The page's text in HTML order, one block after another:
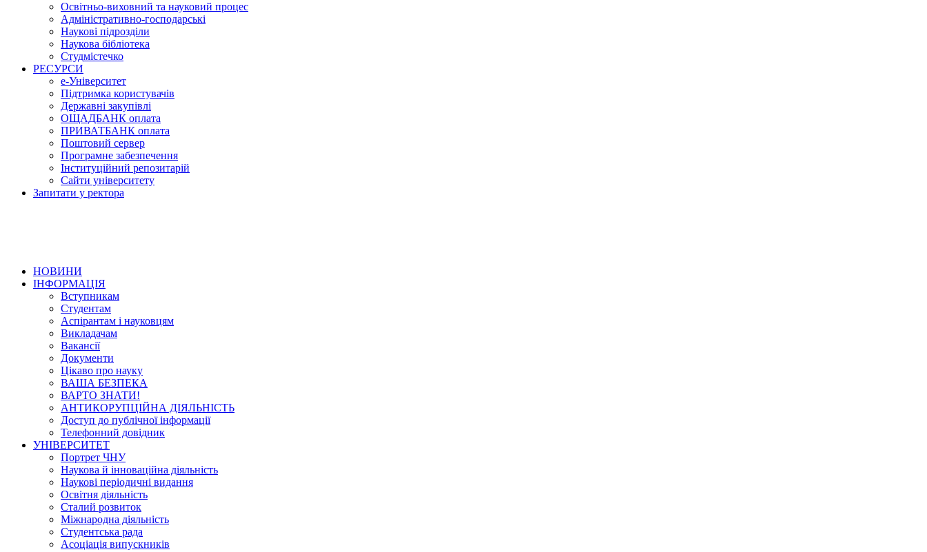
Освітньо-виховний та науковий процес
Адміністративно-господарські
Наукові підрозділи
Наукова бібліотека
Студмістечко
РЕСУРСИ
е-Університет
Підтримка користувачів
Державні закупівлі
ОЩАДБАНК оплата
ПРИВАТБАНК оплата
Поштовий сервер
Програмне забезпечення
Інституційний репозитарій
Сайти університету
Запитати у ректора
НОВИНИ
ІНФОРМАЦІЯ
Вступникам
Студентам
Аспірантам і науковцям
Викладачам
Вакансії
Документи
Цікаво про науку
ВАША БЕЗПЕКА
ВАРТО ЗНАТИ!
АНТИКОРУПЦІЙНА ДІЯЛЬНІСТЬ
Доступ до публічної інформації
Телефонний довідник
УНІВЕРСИТЕТ
Портрет ЧНУ
Наукова й інноваційна діяльність
Наукові періодичні видання
Освітня діяльність
Сталий розвиток
Міжнародна діяльність
Студентська рада
Асоціація випускників